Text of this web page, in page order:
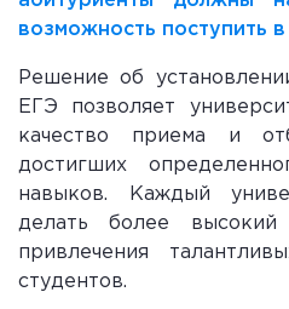
возможность поступить в
Решение об
ЕГЭ позволяет
качество приема и
достигших
навыков. Каждый
делать более
привлечения
студентов.